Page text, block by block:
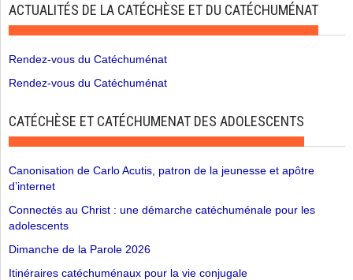
ACTUALITÉS DE LA CATÉCHÈSE ET DU CATÉCHUMÉNAT
Rendez-vous du Catéchuménat
Rendez-vous du Catéchuménat
CATÉCHÈSE ET CATÉCHUMENAT DES ADOLESCENTS
Canonisation de Carlo Acutis, patron de la jeunesse et apôtre
d’internet
Connectés au Christ : une démarche catéchuménale pour les
adolescents
Dimanche de la Parole 2026
Itinéraires catéchuménaux pour la vie conjugale